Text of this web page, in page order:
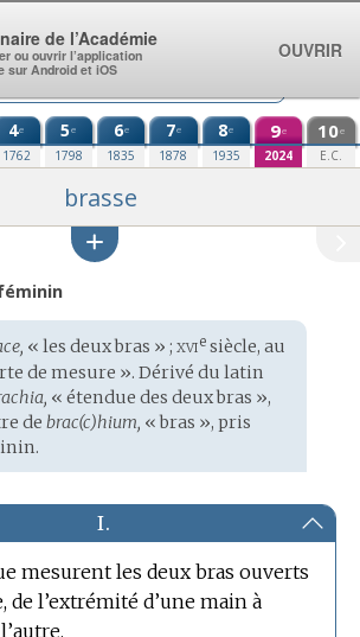
4e
1762
5e
1798
6e
1835
7e
1878
8e
1935
9e
2024
10e
E.C.
brasse
« les deux bras » ; xviesiècle, au
de mesure ». Dérivé du latin
« étendue des deux bras »,
de brac(c)hium, « bras », pris
I.
mesurent les deux bras ouverts
de l’extrémité d’une main à
de l’Académie
ou ouvrir l’application
sur Android et iOS
OUVRIR